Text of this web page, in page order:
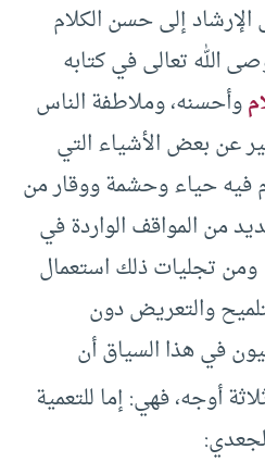
إلى حسن الكلام
الله تعالى في كتابه
وأحسنه، وملاطفة الناس
عن بعض الأشياء التي
فيه حياء وحشمة ووقار من
من المواقف الواردة في
ومن تجليات ذلك استعمال
والتعريض دون
في هذا السياق أن
أوجه، فهي: إما للتعمية